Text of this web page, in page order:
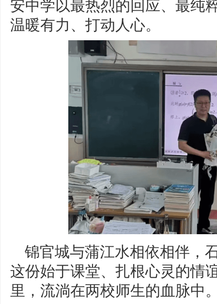
温暖有力、打动人心。
锦官城与蒲江水相依相伴，
这份始于课堂、扎根心灵的情
里，流淌在两校师生的血脉中